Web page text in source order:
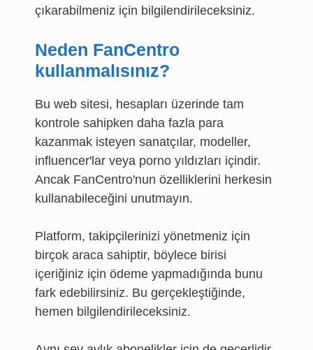
çıkarabilmeniz için bilgilendirileceksiniz.
Neden FanCentro
kullanmalısınız?
Bu web sitesi, hesapları üzerinde tam
kontrole sahipken daha fazla para
kazanmak isteyen sanatçılar, modeller,
influencer'lar veya porno yıldızları içindir.
Ancak FanCentro'nun özelliklerini herkesin
kullanabileceğini unutmayın.
Platform, takipçilerinizi yönetmeniz için
birçok araca sahiptir, böylece birisi
içeriğiniz için ödeme yapmadığında bunu
fark edebilirsiniz. Bu gerçekleştiğinde,
hemen bilgilendirileceksiniz.